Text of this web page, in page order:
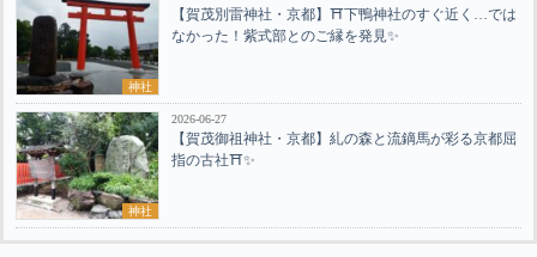
神社
【賀茂別雷神社・京都】⛩️下鴨神社のすぐ近く…では
なかった！紫式部とのご縁を発見✨
神社
2026-06-27
【賀茂御祖神社・京都】糺の森と流鏑馬が彩る京都屈
指の古社⛩️✨